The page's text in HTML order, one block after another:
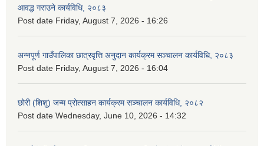
आवद्ध गराउने कार्यविधि, २०८३
Post date Friday, August 7, 2026 - 16:26
अन्नपूर्ण गाउँपालिका छात्रवृत्ति अनुदान कार्यक्रम सञ्चालन कार्यविधि, २०८३
Post date Friday, August 7, 2026 - 16:04
छोरी (शिशु) जन्म प्रोत्साहन कार्यक्रम सञ्चालन कार्यविधि, २०८२
Post date Wednesday, June 10, 2026 - 14:32